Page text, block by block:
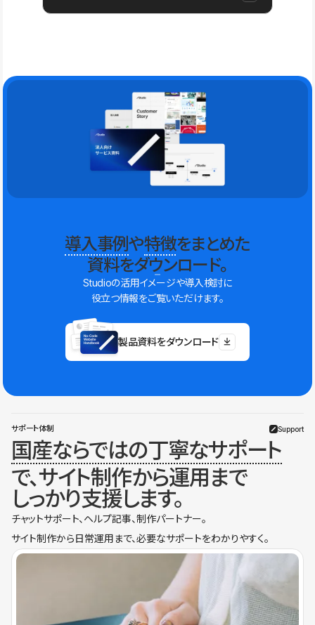
導入事例や特徴をまとめた
資料をダウンロード。
Studioの活用イメージや導入検討に
役立つ情報をご覧いただけます。
製品資料をダウンロード
サポート体制 Support
国産ならではの丁寧なサポート
で、サイト制作から運用まで
しっかり支援します。
チャットサポート、ヘルプ記事、制作パートナー。
サイト制作から日常運用まで、必要なサポートをわかりやすく。